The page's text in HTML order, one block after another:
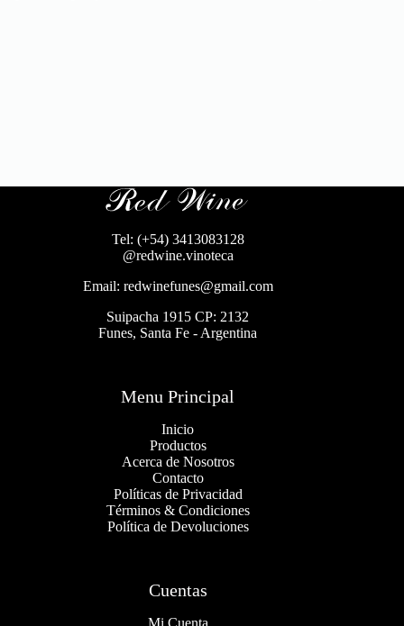
Tel: (+54) 3413083128
@redwine.vinoteca
Email: redwinefunes@gmail.com
Suipacha 1915 CP: 2132
Funes, Santa Fe - Argentina
Menu Principal
Inicio
Productos
Acerca de Nosotros
Contacto
Políticas de Privacidad
Términos & Condiciones
Política de Devoluciones
Cuentas
Mi Cuenta